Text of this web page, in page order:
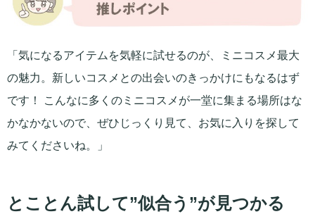
「気になるアイテムを気軽に試せるのが、ミニコスメ最大
の魅力。新しいコスメとの出会いのきっかけにもなるはず
です！ こんなに多くのミニコスメが一堂に集まる場所はな
かなかないので、ぜひじっくり見て、お気に入りを探して
みてくださいね。」
とことん試して”似合う”が見つかる